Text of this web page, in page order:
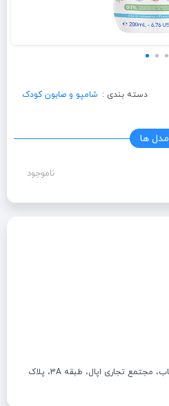
دسته بندی : شامپو و صابون کودک
مدل ها
ناموجود
سعادت آباد، میدان کتاب، مجتمع تجاری اپال، طبقه 3A، پلاک